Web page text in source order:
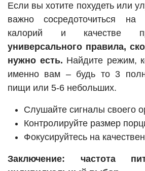
Если вы хотите похудеть или
важно сосредоточиться
калорий и качестве
универсального правила,
нужно есть. Найдите режим,
именно вам – будь то 3
пищи или 5-6 небольших.
Слушайте сигналы своего
Контролируйте размер
Фокусируйтесь на
Заключение: частота